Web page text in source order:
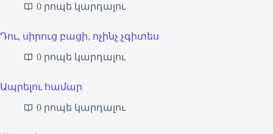
0 րոպե կարդալու
Դու, սիրուց բացի, ոչինչ չգիտես
0 րոպե կարդալու
Ապրելու համար
0 րոպե կարդալու